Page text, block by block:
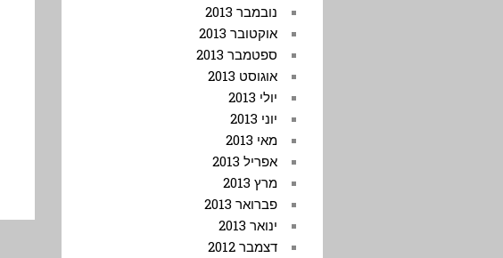
נובמבר 2013
אוקטובר 2013
ספטמבר 2013
אוגוסט 2013
יולי 2013
יוני 2013
מאי 2013
אפריל 2013
מרץ 2013
פברואר 2013
ינואר 2013
דצמבר 2012